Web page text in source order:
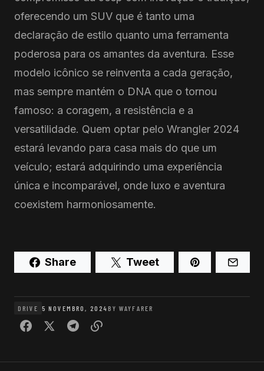
oferecendo um SUV que é tanto uma
declaração de estilo quanto uma ferramenta
poderosa para os amantes da aventura. Esse
modelo icônico se reinventa a cada geração,
mas sempre mantém o DNA que o tornou
famoso: a coragem, a resistência e a
versatilidade. Quem optar pelo Wrangler 2024
estará levando para casa mais do que um
veículo; estará adquirindo uma experiência
única e incomparável, onde luxo e aventura
coexistem harmoniosamente.
Share Tweet
DRIVE 5 NOVEMBRO, 2024BY WAYFARER